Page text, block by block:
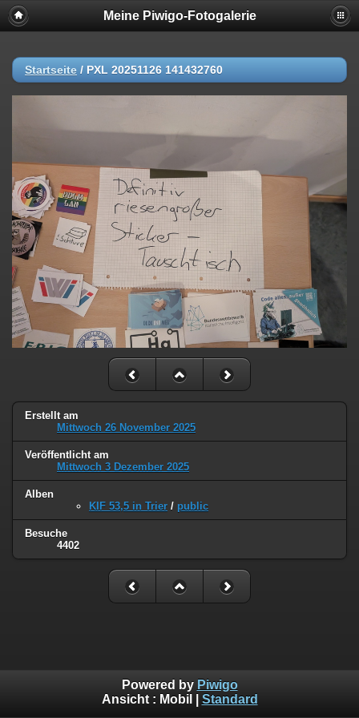
Meine Piwigo-Fotogalerie
Startseite / PXL 20251126 141432760
Erstellt am
Mittwoch 26 November 2025
Veröffentlicht am
Mittwoch 3 Dezember 2025
Alben
KIF 53,5 in Trier / public
Besuche
4402
Powered by Piwigo
Ansicht : Mobil Standard